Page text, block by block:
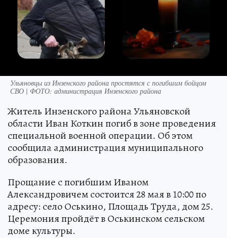
Ульяновцы из Инзенского района простятся с погибшим бойцом
СВО | ФОТО: администрация Инзенского района
Житель Инзенского района Ульяновской
области Иван Коткин погиб в зоне проведения
специальной военной операции. Об этом
сообщила администрация муниципального
образования.
Прощание с погибшим Иваном
Александровичем состоится 28 мая в 10:00 по
адресу: село Оськино, Площадь Труда, дом 25.
Церемония пройдёт в Оськинском сельском
доме культуры.